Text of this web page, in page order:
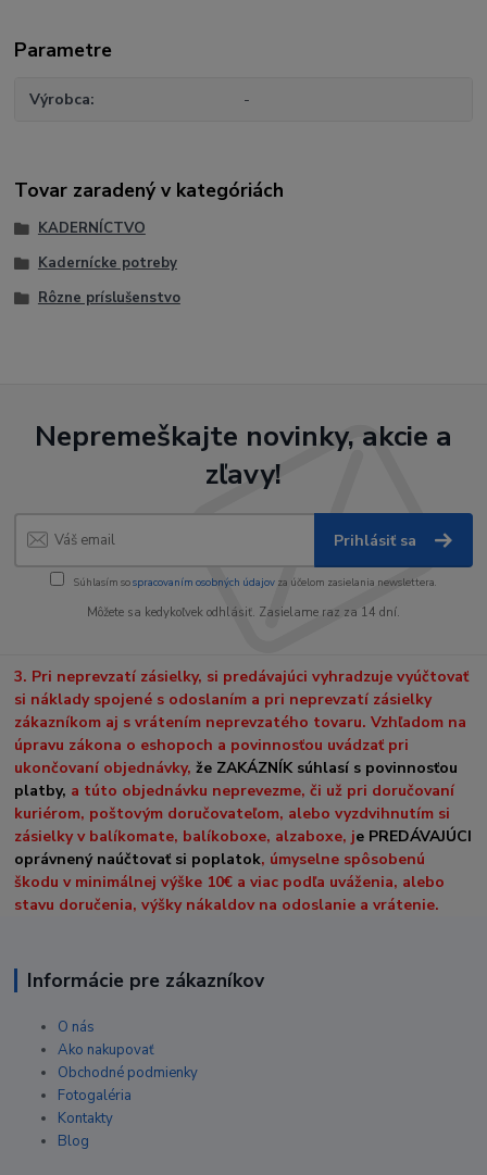
Parametre
Výrobca -
Tovar zaradený v kategóriách
KADERNÍCTVO
Kadernícke potreby
Rôzne príslušenstvo
Nepremeškajte novinky, akcie a
zľavy!
Prihlásiť sa
Súhlasím sospracovaním osobných údajov za účelom zasielania newslettera.
Môžete sa kedykoľvek odhlásiť. Zasielame raz za 14 dní.
3. Pri neprevzatí zásielky, si predávajúci vyhradzuje vyúčtovať
si náklady spojené s odoslaním a pri neprevzatí zásielky
zákazníkom aj s vrátením neprevzatého tovaru. Vzhľadom na
úpravu zákona o eshopoch a povinnosťou uvádzať pri
ukončovaní objednávky,že ZAKÁZNÍK súhlasí s povinnosťou
platby, a túto objednávku neprevezme, či už pri doručovaní
kuriérom, poštovým doručovateľom, alebo vyzdvihnutím si
zásielky v balíkomate, balíkoboxe, alzaboxe, je PREDÁVAJÚCI
oprávnený naúčtovať si poplatok, úmyselne spôsobenú
škodu v minimálnej výške 10€ a viac podľa uváženia, alebo
stavu doručenia, výšky nákaldov na odoslanie a vrátenie.
Informácie pre zákazníkov
O nás
Ako nakupovať
Obchodné podmienky
Fotogaléria
Kontakty
Blog